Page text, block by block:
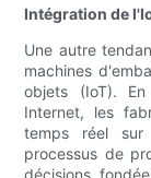
Intégration de
Une autre
machines
objets (IoT).
Internet, les
temps réel
processus de